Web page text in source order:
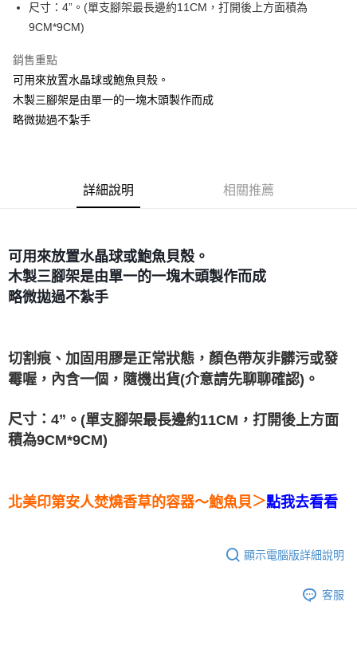
悠遊付
ATM付款
全家取貨付款
每筆NT$80，滿NT$3,000(含以上)免運費
郵局幫你送（離島）
每筆NT$80，滿NT$3,000(含以上)免運費
尺寸：4”。(單支腳架最長邊約11CM，打開後上方面積為
9CM*9CM)
銷售重點
可用來放置水晶球或鮑魚貝殼。
木製三腳架是由單一的一塊木頭製作而成
略微拋過不紮手
詳細說明 相關推薦
可用來放置水晶球或鮑魚貝殼。
木製三腳架是由單一的一塊木頭製作而成
略微拋過不紮手
切割痕、加固用膠是正常狀態， 顏色帶灰非髒污或發
霉喔，內含一個，隨機出貨(介意請先聊聊確認)。
尺寸：4” 。(單支腳架最長邊約11CM，打開後上方面
積為9CM*9CM)
北美印第安人焚燒香草的容器～鮑魚貝 ＞點我去看看
顯示電腦版詳細說明
客服